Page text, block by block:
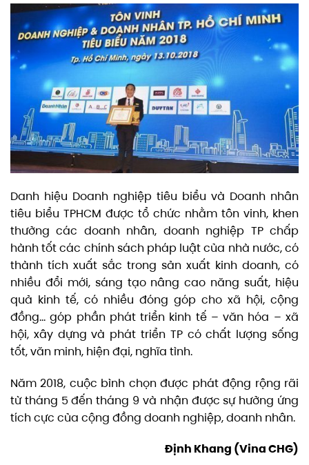
Danh hiệu Doanh nghiệp tiêu biểu và Doanh nhân
tiêu biểu TPHCM được tổ chức nhằm tôn vinh, khen
thưởng các doanh nhân, doanh nghiệp TP chấp
hành tốt các chính sách pháp luật của nhà nước, có
thành tích xuất sắc trong sản xuất kinh doanh, có
nhiều đổi mới, sáng tạo nâng cao năng suất, hiệu
quả kinh tế, có nhiều đóng góp cho xã hội, cộng
đồng… góp phần phát triển kinh tế – văn hóa – xã
hội, xây dựng và phát triển TP có chất lượng sống
tốt, văn minh, hiện đại, nghĩa tình.
Năm 2018, cuộc bình chọn được phát động rộng rãi
từ tháng 5 đến tháng 9 và nhận được sự hưởng ứng
tích cực của cộng đồng doanh nghiệp, doanh nhân.
Định Khang (Vina CHG)